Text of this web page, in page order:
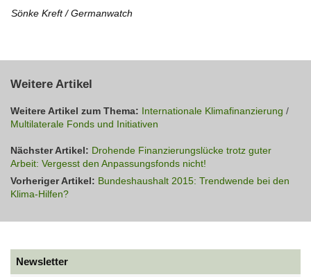
Sönke Kreft / Germanwatch
Weitere Artikel
Weitere Artikel zum Thema: Internationale Klimafinanzierung /
Multilaterale Fonds und Initiativen
Nächster Artikel: Drohende Finanzierungslücke trotz guter
Arbeit: Vergesst den Anpassungsfonds nicht!
Vorheriger Artikel: Bundeshaushalt 2015: Trendwende bei den
Klima-Hilfen?
Newsletter